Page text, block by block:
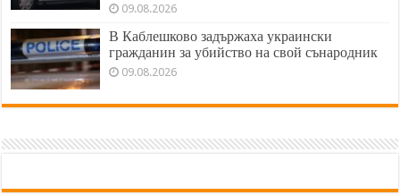
09.08.2026
В Каблешково задържаха украински
гражданин за убийство на свой сънародник
09.08.2026